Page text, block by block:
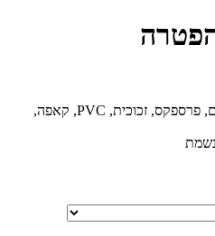
ניתן להדפיס על מגוון חומרים, פרספקס, זכוכית, PVC, קאפה,